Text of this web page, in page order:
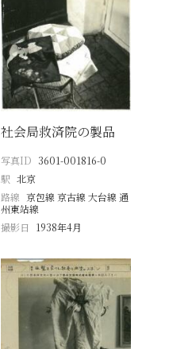
社会局救済院の製品
写真ID 3601-001816-0
駅 北京
路線 京包線 京古線 大台線 通
州東站線
撮影日
1938年4月